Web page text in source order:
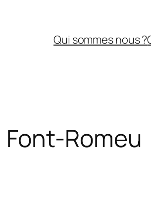
Qui sommes nous ?
Font-Romeu